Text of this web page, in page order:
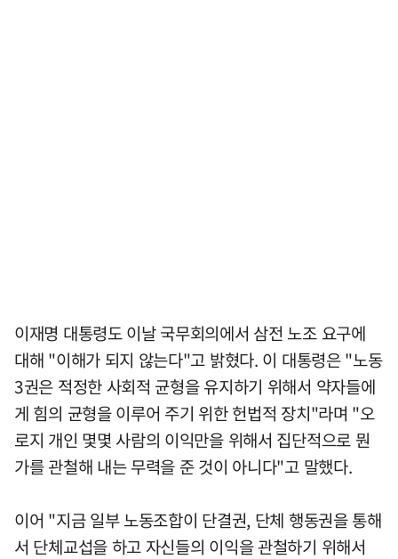
이재명 대통령도 이날 국무회의에서 삼전 노조 요구에
대해 "이해가 되지 않는다"고 밝혔다. 이 대통령은 "노동
3권은 적정한 사회적 균형을 유지하기 위해서 약자들에
게 힘의 균형을 이루어 주기 위한 헌법적 장치"라며 "오
로지 개인 몇몇 사람의 이익만을 위해서 집단적으로 뭔
가를 관철해 내는 무력을 준 것이 아니다"고 말했다.
이어 "지금 일부 노동조합이 단결권, 단체 행동권을 통해
서 단체교섭을 하고 자신들의 이익을 관철하기 위해서